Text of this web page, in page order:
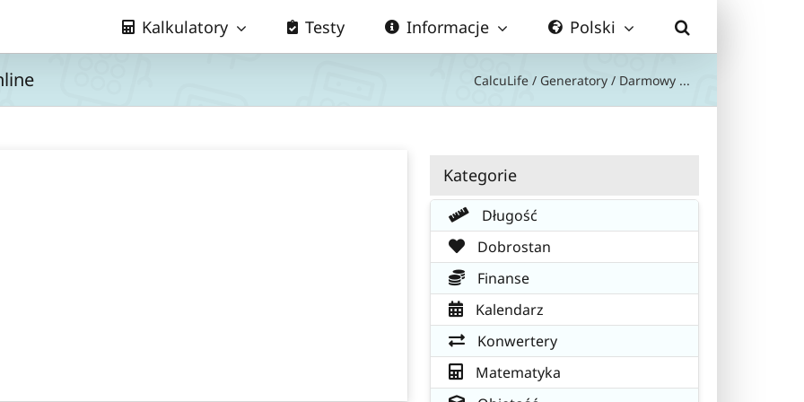
Kalkulatory Testy Informacje Polski
CalcuLife / Generatory / Darmowy ...
Kategorie
Długość
Dobrostan
Finanse
Kalendarz
Konwertery
Matematyka